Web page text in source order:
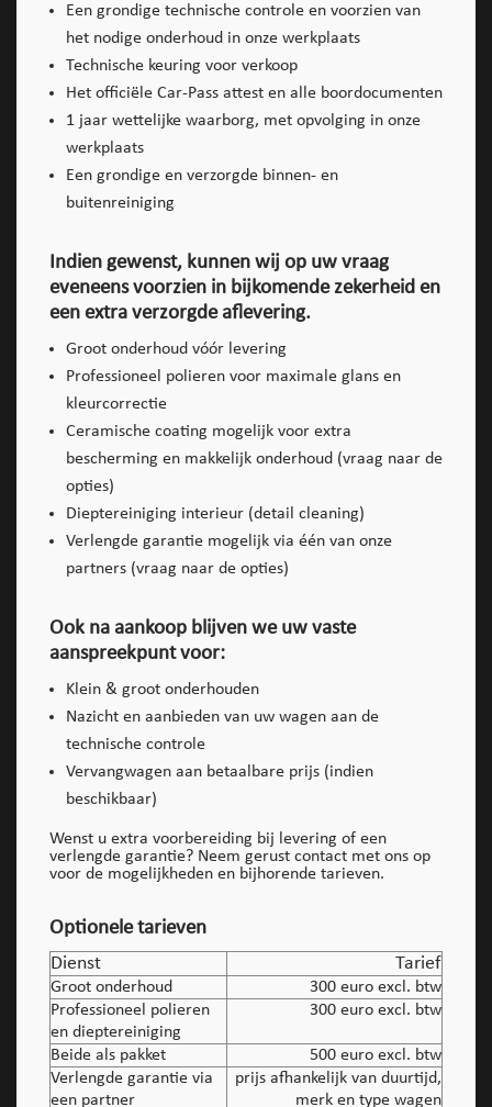
Een grondige technische controle en voorzien van
het nodige onderhoud in onze werkplaats
Technische keuring voor verkoop
Het officiële Car-Pass attest en alle boordocumenten
1 jaar wettelijke waarborg, met opvolging in onze
werkplaats
Een grondige en verzorgde binnen- en
buitenreiniging
Indien gewenst, kunnen wij op uw vraag
eveneens voorzien in bijkomende zekerheid en
een extra verzorgde aflevering.
Groot onderhoud vóór levering
Professioneel polieren voor maximale glans en
kleurcorrectie
Ceramische coating mogelijk voor extra
bescherming en makkelijk onderhoud (vraag naar de
opties)
Dieptereiniging interieur (detail cleaning)
Verlengde garantie mogelijk via één van onze
partners (vraag naar de opties)
Ook na aankoop blijven we uw vaste
aanspreekpunt voor:
Klein & groot onderhouden
Nazicht en aanbieden van uw wagen aan de
technische controle
Vervangwagen aan betaalbare prijs (indien
beschikbaar)
Wenst u extra voorbereiding bij levering of een
verlengde garantie? Neem gerust contact met ons op
voor de mogelijkheden en bijhorende tarieven.
Optionele tarieven
Dienst Tarief
Groot onderhoud
300 euro excl. btw
Professioneel polieren
en dieptereiniging
300 euro excl. btw
Beide als pakket
500 euro excl. btw
Verlengde garantie via
een partner
prijs afhankelijk van duurtijd,
merk en type wagen